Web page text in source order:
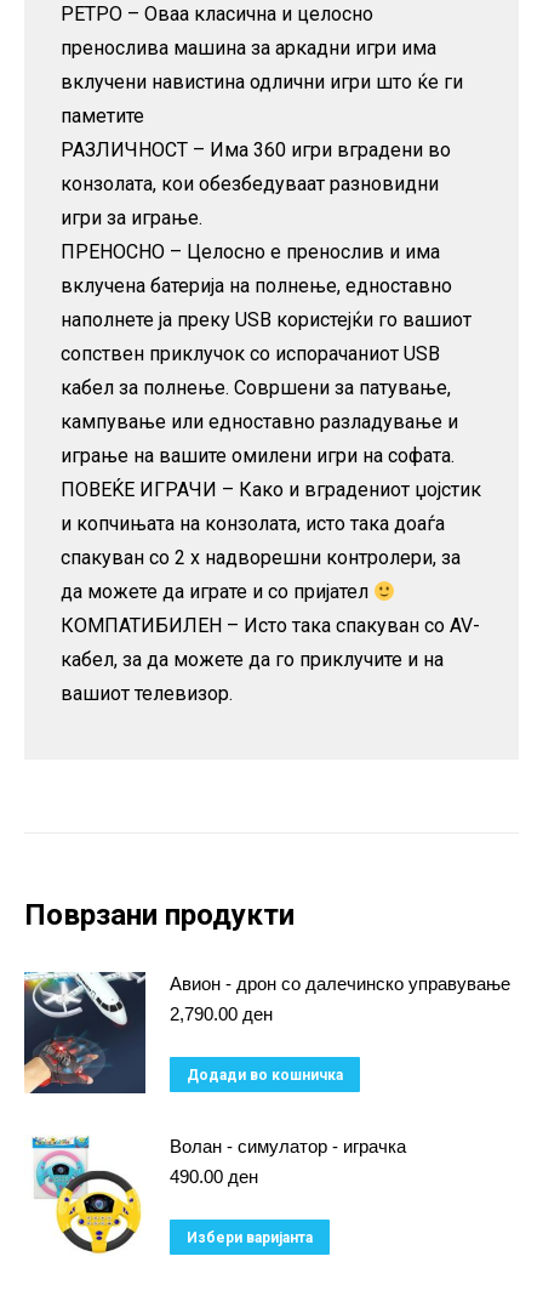
РЕТРО – Оваа класична и целосно
пренослива машина за аркадни игри има
вклучени навистина одлични игри што ќе ги
паметите
РАЗЛИЧНОСТ – Има 360 игри вградени во
конзолата, кои обезбедуваат разновидни
игри за играње.
ПРЕНОСНО – Целосно е пренослив и има
вклучена батерија на полнење, едноставно
наполнете ја преку USB користејќи го вашиот
сопствен приклучок со испорачаниот USB
кабел за полнење. Совршени за патување,
кампување или едноставно разладување и
играње на вашите омилени игри на софата.
ПОВЕЌЕ ИГРАЧИ – Како и вградениот џојстик
и копчињата на конзолата, исто така доаѓа
спакуван со 2 x надворешни контролери, за
да можете да играте и со пријател
КОМПАТИБИЛЕН – Исто така спакуван со AV-
кабел, за да можете да го приклучите и на
вашиот телевизор.
Поврзани продукти
Авион - дрон со далечинско управување
2,790.00 ден
Додади во кошничка
Волан - симулатор - играчка
490.00 ден
Избери варијанта